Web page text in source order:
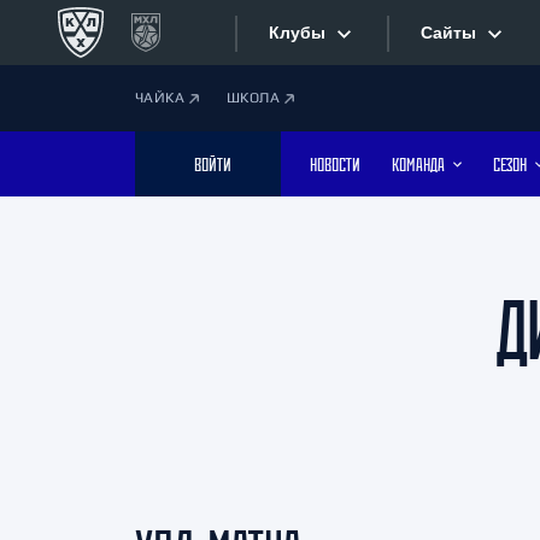
Клубы
Дивизион Боброва
Лада
Сайты
ЧАЙКА ШКОЛА
ВОЙТИ НОВОСТИ КОМАНДА СЕЗОН